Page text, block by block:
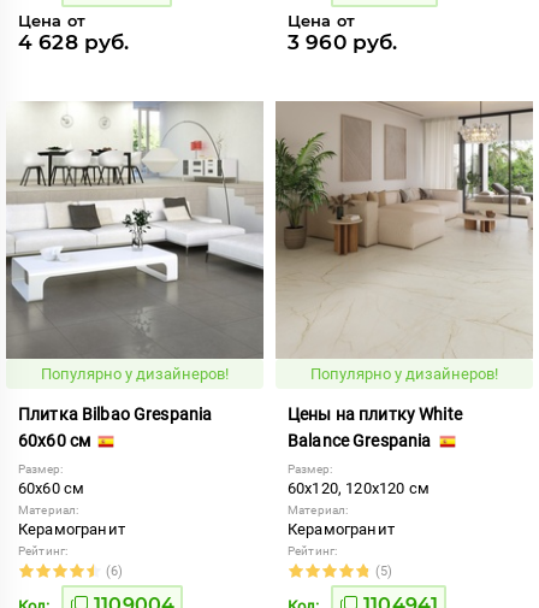
Цена от
4 628 руб.
Цена от
3 960 руб.
Популярно у дизайнеров!
Плитка Bilbao Grespania
60x60 см
Размер:
60x60 см
Материал:
Керамогранит
Рейтинг:
(6)
Популярно у дизайнеров!
Цены на плитку White
Balance Grespania
Размер:
60x120, 120x120 см
Материал:
Керамогранит
Рейтинг:
(5)